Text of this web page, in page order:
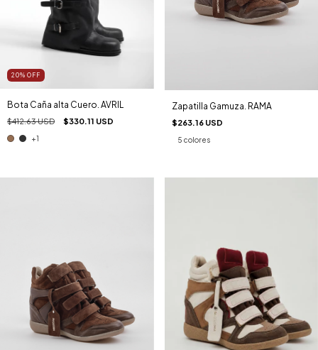
20% OFF
Bota Caña alta Cuero. AVRIL
$412.63 USD $330.11 USD
+1
Zapatilla Gamuza. RAMA
$263.16 USD
5 colores